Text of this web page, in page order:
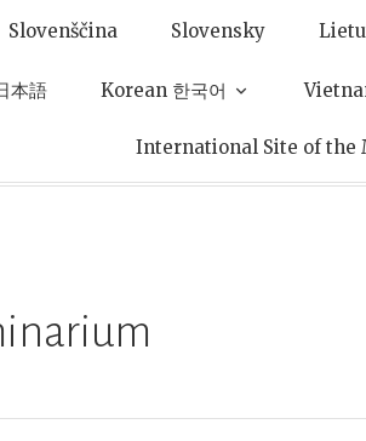
Slovenščina Slovensky
本語 Korean 한국어
International Site of the